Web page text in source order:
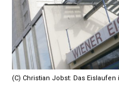
(C) Christian Jobst: Das